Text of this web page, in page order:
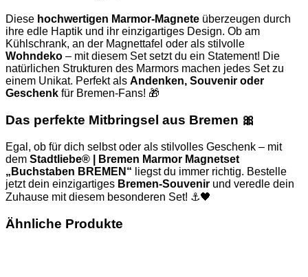
Diese hochwertigen Marmor-Magnete überzeugen durch
ihre edle Haptik und ihr einzigartiges Design. Ob am
Kühlschrank, an der Magnettafel oder als stilvolle
Wohndeko – mit diesem Set setzt du ein Statement! Die
natürlichen Strukturen des Marmors machen jedes Set zu
einem Unikat. Perfekt als Andenken, Souvenir oder
Geschenk für Bremen-Fans! 🎁
Das perfekte Mitbringsel aus Bremen 🎀
Egal, ob für dich selbst oder als stilvolles Geschenk – mit
dem Stadtliebe® | Bremen Marmor Magnetset
„Buchstaben BREMEN“ liegst du immer richtig. Bestelle
jetzt dein einzigartiges Bremen-Souvenir und veredle dein
Zuhause mit diesem besonderen Set! ⚓🖤
Ähnliche Produkte